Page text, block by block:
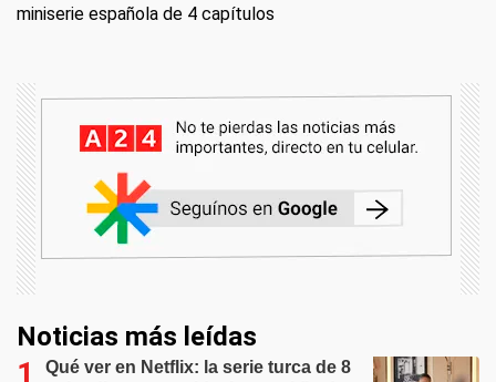
miniserie española de 4 capítulos
Noticias más leídas
Qué ver en Netflix: la serie turca de 8